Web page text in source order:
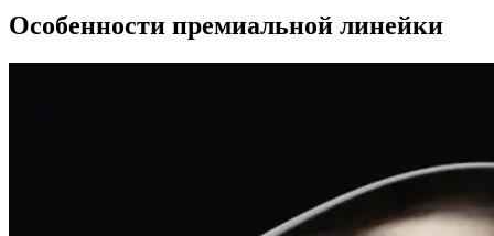
Особенности премиальной линейки